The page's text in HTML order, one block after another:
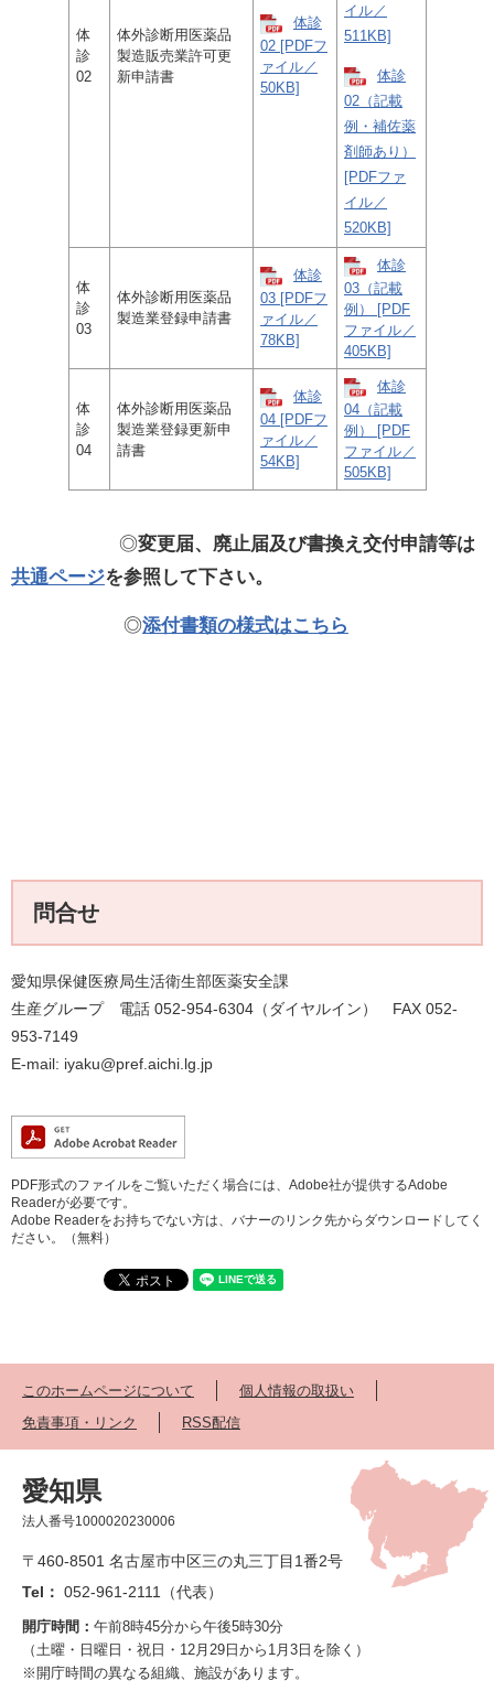
体
診
02
体外診断用医薬品
製造販売業許可更
新申請書
体診
02 [PDFフ
ァイル／
50KB]
イル／
511KB]
体診
02（記載
例・補佐薬
剤師あり）
[PDFファ
イル／
520KB]
体
診
03
体外診断用医薬品
製造業登録申請書
体診
03 [PDFフ
ァイル／
78KB]
体診
03（記載
例） [PDF
ファイル／
405KB]
体
診
04
体外診断用医薬品
製造業登録更新申
請書
体診
04 [PDFフ
ァイル／
54KB]
体診
04（記載
例） [PDF
ファイル／
505KB]
◎変更届、廃止届及び書換え交付申請等は
共通ページを参照して下さい。
◎添付書類の様式はこちら
問合せ
愛知県保健医療局生活衛生部医薬安全課
生産グループ 電話 052-954-6304（ダイヤルイン） FAX 052-
953-7149
E-mail: iyaku@pref.aichi.lg.jp
PDF形式のファイルをご覧いただく場合には、Adobe社が提供するAdobe
Readerが必要です。
Adobe Readerをお持ちでない方は、バナーのリンク先からダウンロードしてく
ださい。（無料）
このホームページについて
個人情報の取扱い
免責事項・リンク
RSS配信
愛知県
法人番号1000020230006
〒460-8501 名古屋市中区三の丸三丁目1番2号
Tel： 052-961-2111（代表）
開庁時間： 午前8時45分から午後5時30分
（土曜・日曜日・祝日・12月29日から1月3日を除く）
※開庁時間の異なる組織、施設があります。